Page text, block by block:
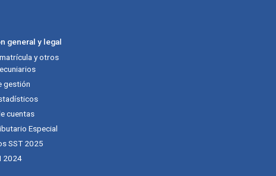
general y legal
y otros
gestión
cuentas
Especial
SST 2025
2024